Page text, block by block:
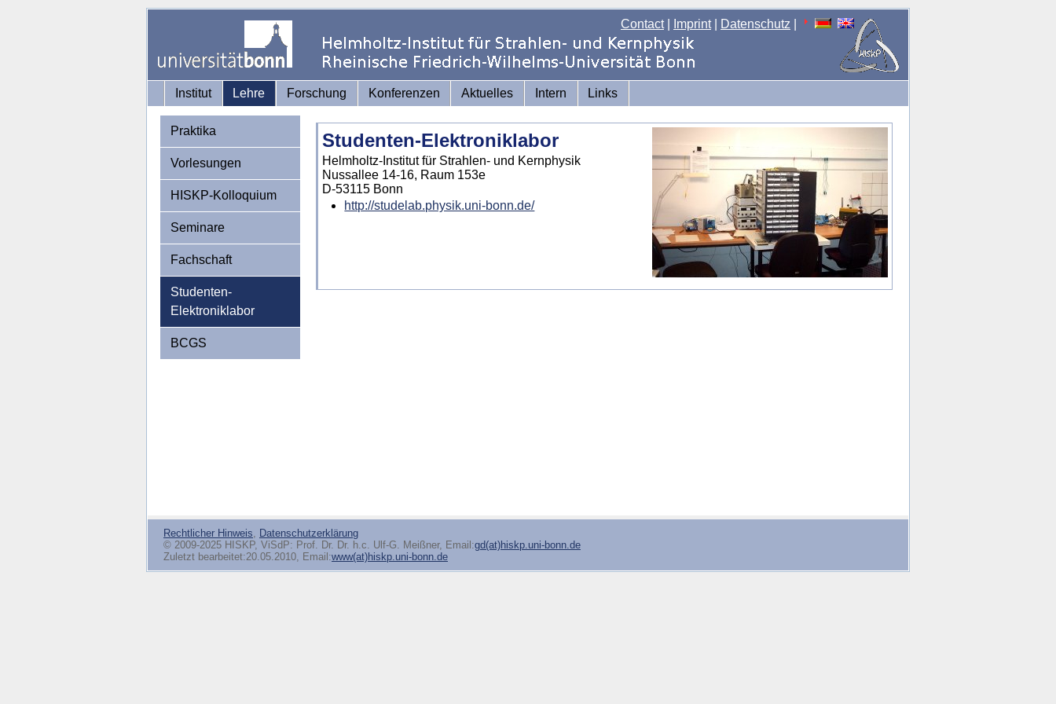
Contact| Imprint| Datenschutz
Institut Lehre Forschung Konferenzen Aktuelles Intern Links
Praktika
Vorlesungen
HISKP-Kolloquium
Seminare
Fachschaft
Studenten-
Elektroniklabor
BCGS
Studenten-Elektroniklabor
Helmholtz-Institut für Strahlen- und Kernphysik
Nussallee 14-16, Raum 153e
D-53115 Bonn
http://studelab.physik.uni-bonn.de/
Rechtlicher Hinweis, Datenschutzerklärung
© 2009-2025 HISKP, ViSdP: Prof. Dr. Dr. h.c. Ulf-G. Meißner, Email:gd(at)hiskp.uni-bonn.de
Zuletzt bearbeitet:20.05.2010, Email:www(at)hiskp.uni-bonn.de